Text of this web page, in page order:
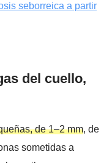
seborreica a partir
del cuello,
de 1–2 mm, de
sometidas a